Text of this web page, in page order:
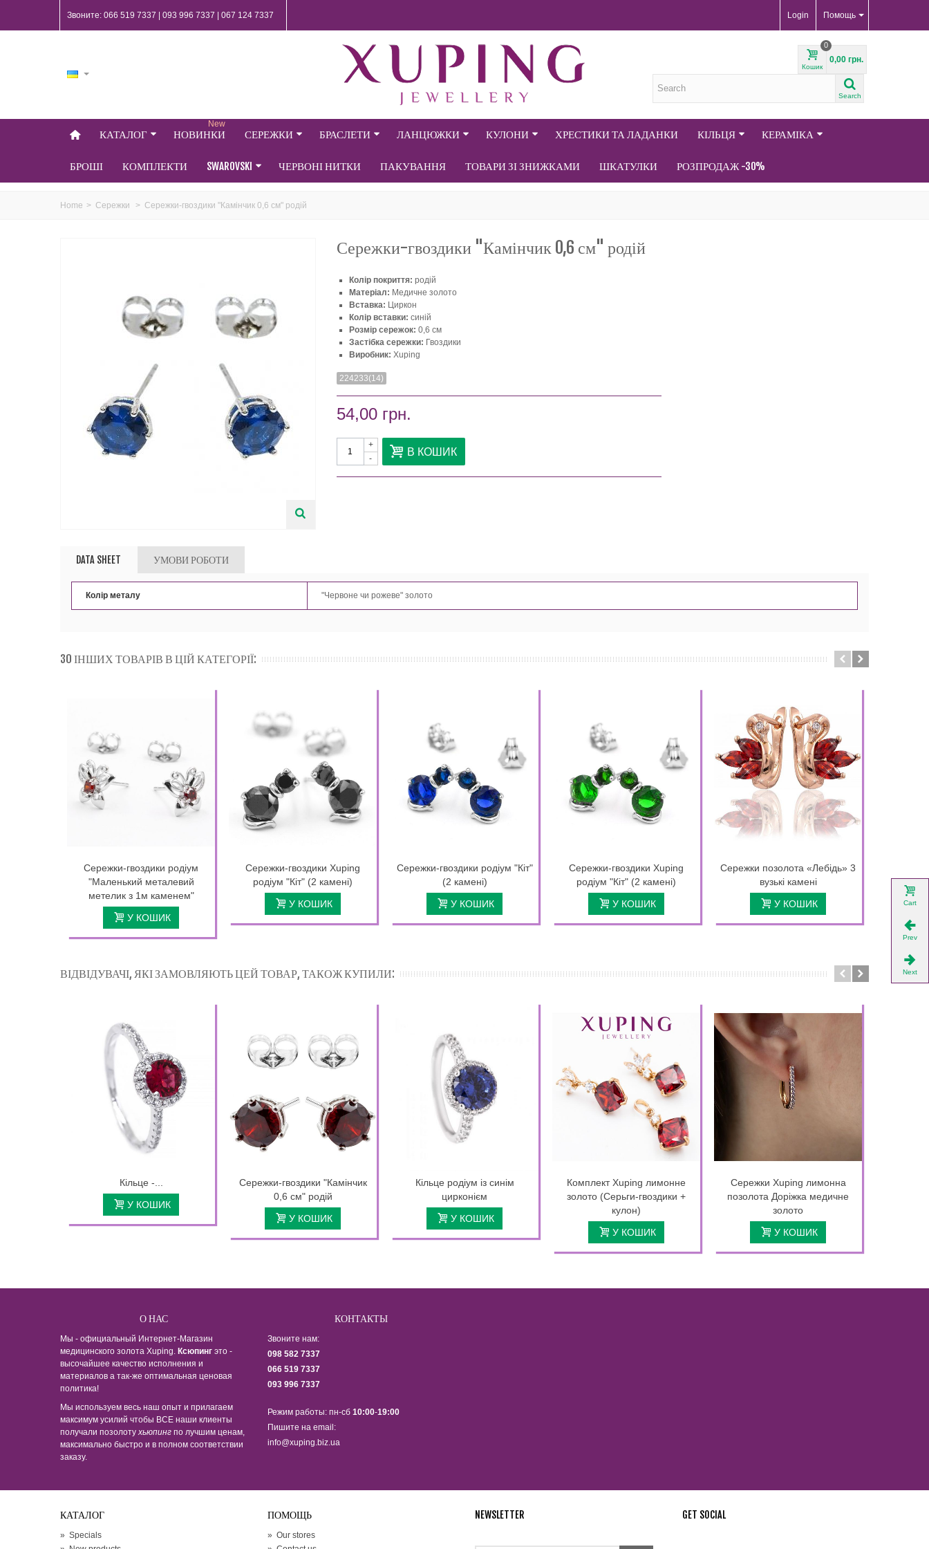
Помощь
Звоните: 066 519 7337 | 093 996 7337 | 067 124 7337 Login
Кошик
0
0,00 грн.
Search
КАТАЛОГ НОВИНКИ
New
СЕРЕЖКИ БРАСЛЕТИ ЛАНЦЮЖКИ КУЛОНИ ХРЕСТИКИ ТА ЛАДАНКИ КІЛЬЦЯ КЕРАМІКА
БРОШІ КОМПЛЕКТИ SWAROVSKI ЧЕРВОНІ НИТКИ ПАКУВАННЯ ТОВАРИ ЗІ ЗНИЖКАМИ ШКАТУЛКИ РОЗПРОДАЖ -30%
Home > Сережки > Сережки-гвоздики "Камінчик 0,6 см" родій
Сережки-гвоздики "Камінчик 0,6 см" родій
Колір покриття: родій
Матеріал: Медичне золото
Вставка: Циркон
Колір вставки: синій
Розмір сережок: 0,6 см
Застібка сережки: Гвоздики
Виробник: Xuping
224233(14)
54,00 грн.
-
+ В КОШИК
DATA SHEET УМОВИ РОБОТИ
Колір металу "Червоне чи рожеве" золото
30 ІНШИХ ТОВАРІВ В ЦІЙ КАТЕГОРІЇ:
Сережки-гвоздики родіум
"Маленький металевий
метелик з 1м каменем"
У КОШИК
Сережки-гвоздики Xuping
родіум "Кіт" (2 камені)
У КОШИК
Сережки-гвоздики родіум "Кіт"
(2 камені)
У КОШИК
Сережки-гвоздики Xuping
родіум "Кіт" (2 камені)
У КОШИК
Сережки позолота «Лебідь» 3
вузькі камені
У КОШИК
ВІДВІДУВАЧІ, ЯКІ ЗАМОВЛЯЮТЬ ЦЕЙ ТОВАР, ТАКОЖ КУПИЛИ:
Кільце -...
У КОШИК
Сережки-гвоздики "Камінчик
0,6 см" родій
У КОШИК
Кільце родіум із синім
цирконієм
У КОШИК
Комплект Xuping лимонне
золото (Серьги-гвоздики +
кулон)
У КОШИК
Сережки Xuping лимонна
позолота Доріжка медичне
золото
У КОШИК
О НАС
Мы - официальный Интернет-Магазин
медицинского золота Xuping. Ксюпинг это -
высочайшее качество исполнения и
материалов а так-же оптимальная ценовая
политика!
Мы используем весь наш опыт и прилагаем
максимум усилий чтобы ВСЕ наши клиенты
получали позолотухьюпинг по лучшим ценам,
максимально быстро и в полном соответствии
заказу.
КОНТАКТЫ
Звоните нам:
098 582 7337
066 519 7337
093 996 7337
Режим работы: пн-сб 10:00-19:00
Пишите на email:
info@xuping.biz.ua
КАТАЛОГ
» Specials
ПОМОЩЬ
» Our stores
NEWSLETTER GET SOCIAL
Cart
Prev
Next